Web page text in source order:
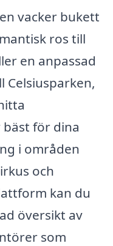
vacker bukett
ros till
en anpassad
för dina
i områden
och
kan du
översikt av
som